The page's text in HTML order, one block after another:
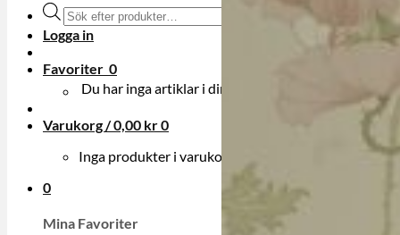
Produktsökning
Logga in
Favoriter 0
Du har inga artiklar i din onskelista.
Varukorg /0,00 kr0
Inga produkter i varukorgen.
0
Mina Favoriter